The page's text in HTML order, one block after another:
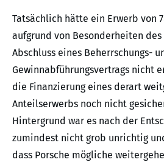
Tatsächlich hätte ein Erwerb von
aufgrund von Besonderheiten des
Abschluss eines Beherrschungs-
Gewinnabführungsvertrags nicht
die Finanzierung eines derart
Anteilserwerbs noch nicht
Hintergrund war es nach der
zumindest nicht grob unrichtig
dass Porsche mögliche